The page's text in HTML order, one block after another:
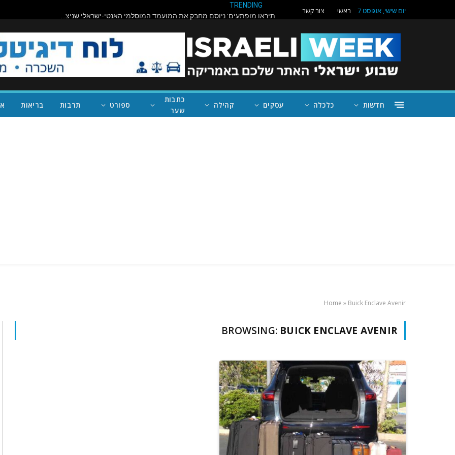
יום שישי, אוגוסט 7 ראשי צור קשר
TRENDING
תיראו מופתעים: ניוסם מחבק את המועמד המוסלמי האנטי-ישראלי שניצח במישיגן; ככה נעצור את טראמפ
חדשות כלכלה עסקים קהילה
כתבות
שער
ספורט תרבות בריאות
Home » Buick Enclave Avenir
BROWSING: BUICK ENCLAVE AVENIR